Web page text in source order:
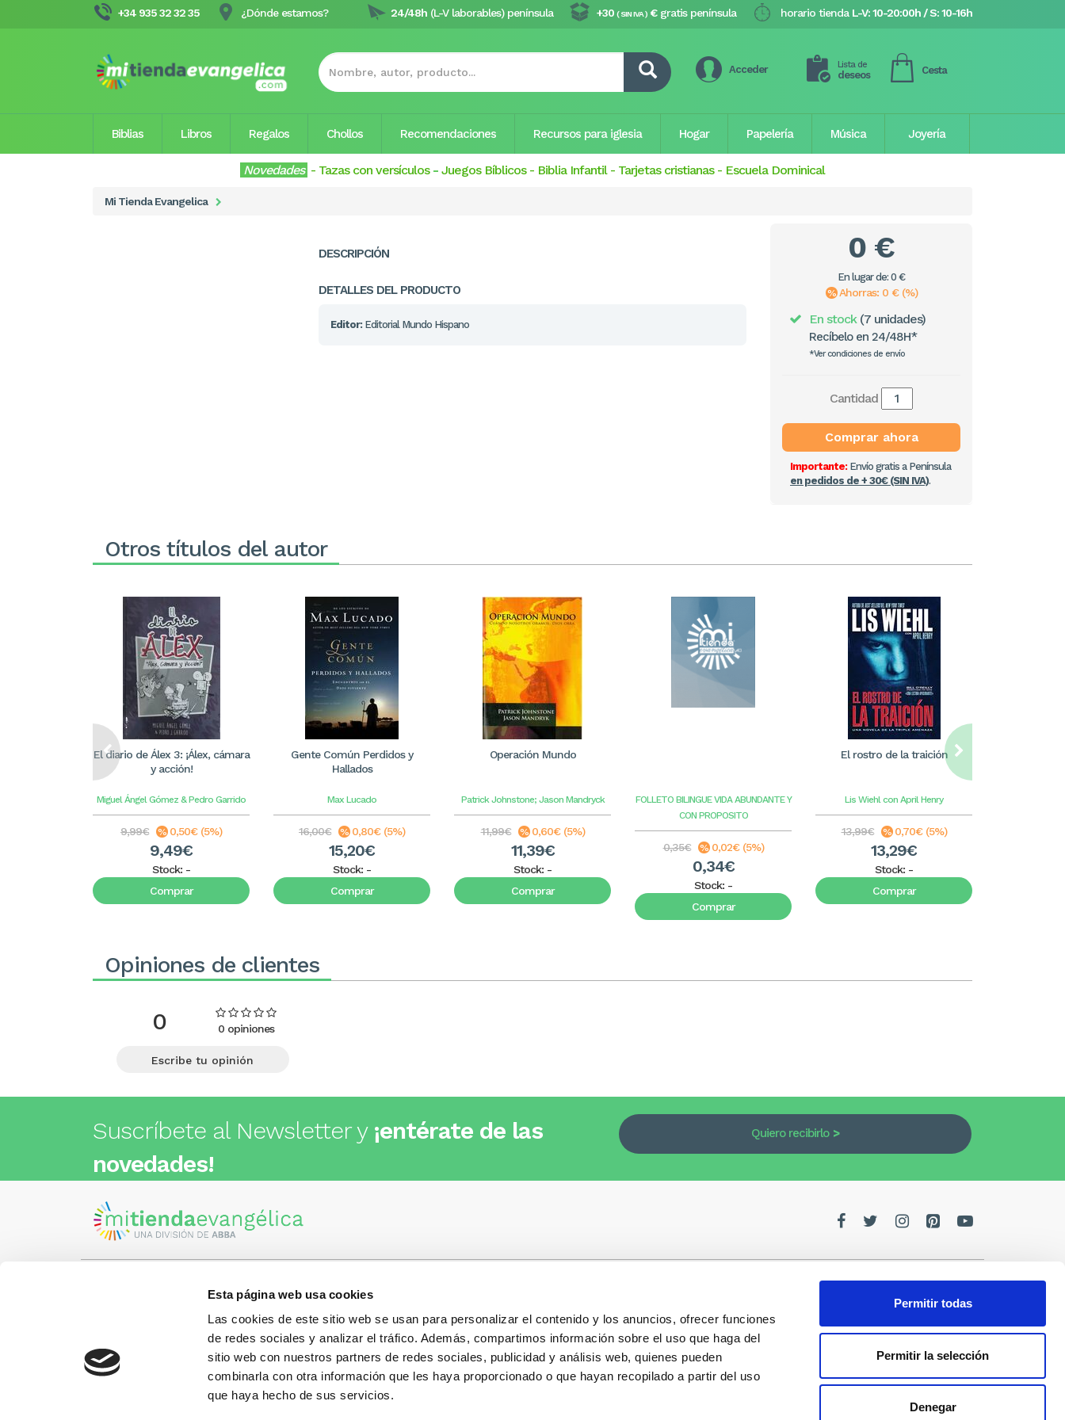
Esta página web usa cookies
Las cookies de este sitio web se usan para personalizar el contenido y los anuncios, ofrecer funciones
de redes sociales y analizar el tráfico. Además, compartimos información sobre el uso que haga del
sitio web con nuestros partners de redes sociales, publicidad y análisis web, quienes pueden
combinarla con otra información que les haya proporcionado o que hayan recopilado a partir del uso
que haya hecho de sus servicios.
Permitir todas
Permitir la selección
Denegar
+34 935 32 32 35 ¿Dónde estamos? horario tienda L-V: 10-20:00h / S: 10-16h
+30 ( SIN IVA ) €gratis península
24/48h (L-V laborables) península
Acceder Lista de
deseos Cesta
Biblias Libros Regalos Chollos Recomendaciones Recursos para iglesia Hogar Papelería Música Joyería
Novedades - Tazas con versículos- Juegos Bíblicos- Biblia Infantil- Tarjetas cristianas - Escuela Dominical
Mi Tienda Evangelica
DESCRIPCIÓN
DETALLES DEL PRODUCTO
Editor: Editorial Mundo Hispano
0 €
En lugar de: 0 €
Ahorras: 0 € (%)
En stock (7 unidades)
Recíbelo en 24/48H*
*Ver condiciones de envío
Cantidad
Comprar ahora
Importante:Envío gratis a Península
en pedidos de + 30€ (SIN IVA).
Otros títulos del autor
El diario de Álex 3: ¡Álex, cámara
y acción!
Miguel Ángel Gómez & Pedro Garrido
9,99€ 0,50€ (5%)
9,49€
Stock: -
Comprar
Gente Común Perdidos y
Hallados
Max Lucado
16,00€ 0,80€ (5%)
15,20€
Stock: -
Comprar
Operación Mundo
Patrick Johnstone; Jason Mandryck
11,99€ 0,60€ (5%)
11,39€
Stock: -
Comprar
FOLLETO BILINGUE VIDA ABUNDANTE Y
CON PROPOSITO
0,35€ 0,02€ (5%)
0,34€
Stock: -
Comprar
El rostro de la traición
Lis Wiehl con April Henry
13,99€ 0,70€ (5%)
13,29€
Stock: -
Comprar
Opiniones de clientes
0 0 opiniones
Escribe tu opinión
Suscríbete al Newsletter y ¡entérate de las
novedades!
Quiero recibirlo
Visita nuestra tienda
Metro: ¿Cómo llegar?
• Encants (L2) - a 1 calle
• Glòries (L1) - a 3 calles
• Sagrada Familia (L2, L5) - a 6
+34 935 32 32 35
¿Tienes dudas, consultas o preguntas?
Llámanos y te contestaremos con mucho
gusto.
Política de privacidad
Política de privacidad redes
Condiciones generales de la
compra